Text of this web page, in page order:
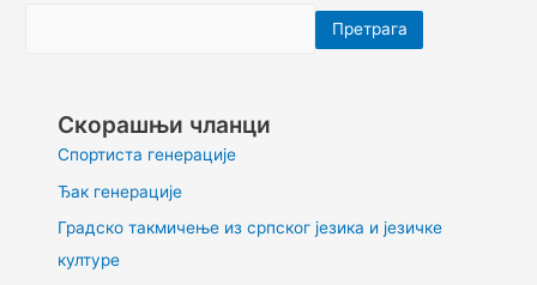
Претрага
Скорашњи чланци
Спортиста генерације
Ђак генерације
Градско такмичење из српског језика и језичке
културе